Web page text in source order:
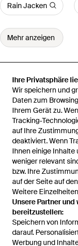
Ihre Privatsphäre
Wir speichern und
Daten zum
Ihrem Gerät zu.
Tracking-
auf Ihre
deaktiviert. Wenn
Ihnen einige Inhalte
weniger relevant
bzw. Ihre
auf der Seite auf
Weitere
Unsere Partner
bereitzustellen:
Speichern von
darauf.
Werbung und
Rain Jacken
Mehr anzeigen
Startseite Herren
Hilfe und